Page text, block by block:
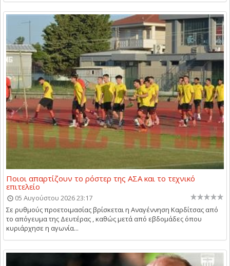
Ποιοι απαρτίζουν το ρόστερ της ΑΣΑ και το τεχνικό
επιτελείο
05 Αυγούστου 2026 23:17
Σε ρυθμούς προετοιμασίας βρίσκεται η Αναγέννηση Καρδίτσας από
το απόγευμα της Δευτέρας , καθώς μετά από εβδομάδες όπου
κυριάρχησε η αγωνία...